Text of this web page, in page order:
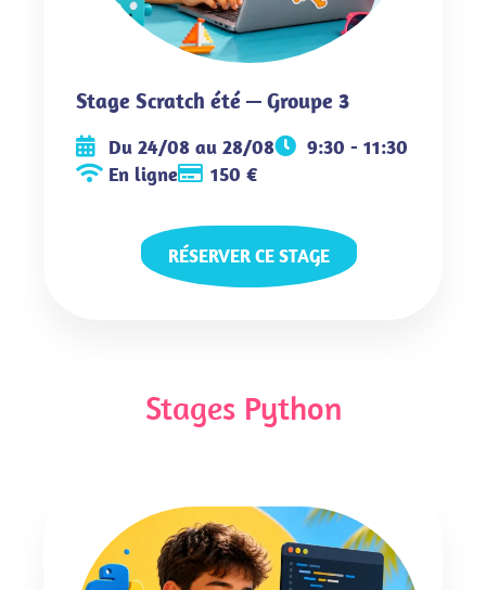
Stage Scratch été — Groupe 3
Du 24/08 au 28/08
9:30 - 11:30
En ligne
150 €
RÉSERVER CE STAGE
Stages Python